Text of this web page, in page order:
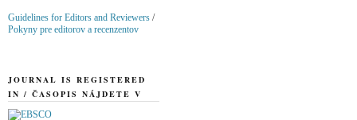
Guidelines for Editors and Reviewers /
Pokyny pre editorov a recenzentov
JOURNAL IS REGISTERED
IN / ČASOPIS NÁJDETE V